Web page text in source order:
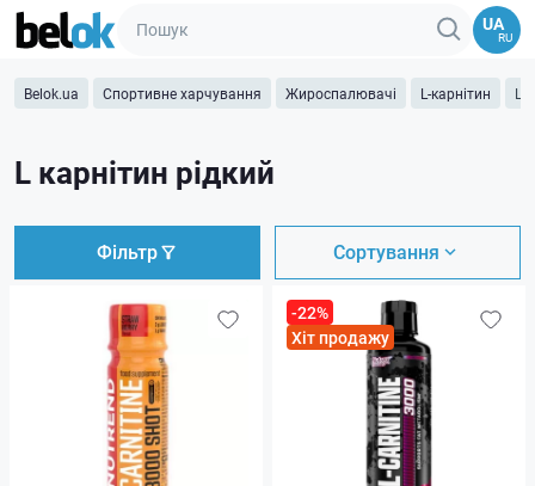
UA
RU
Belok.ua Спортивне харчування Жироспалювачі L-карнітин L
L карнітин рідкий
Фільтр Сортування
-22%
Хіт продажу